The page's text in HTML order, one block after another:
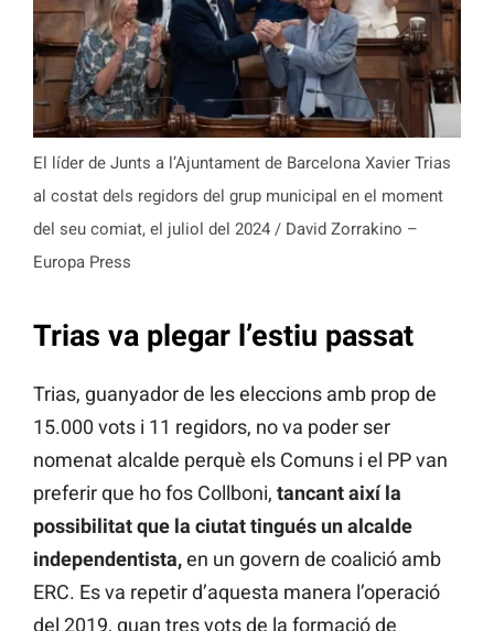
El líder de Junts a l’Ajuntament de Barcelona Xavier Trias
al costat dels regidors del grup municipal en el moment
del seu comiat, el juliol del 2024 / David Zorrakino –
Europa Press
Trias va plegar l’estiu passat
Trias, guanyador de les eleccions amb prop de
15.000 vots i 11 regidors, no va poder ser
nomenat alcalde perquè els Comuns i el PP van
preferir que ho fos Collboni, tancant així la
possibilitat que la ciutat tingués un alcalde
independentista,en un govern de coalició amb
ERC. Es va repetir d’aquesta manera l’operació
del 2019, quan tres vots de la formació de